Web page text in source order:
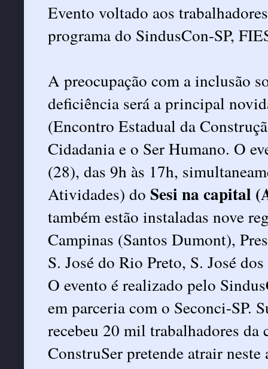
Evento voltado aos
programa do SindusCon-SP,
A preocupação com a inclusão
deficiência será a principal
(Encontro Estadual da
Cidadania e o Ser Humano. O
(28), das 9h às 17h,
Atividades) do Sesi na capital
também estão instaladas nove
Campinas (Santos Dumont),
S. José do Rio Preto, S. José
O evento é realizado pelo
em parceria com o Seconci-SP.
recebeu 20 mil trabalhadores
ConstruSer pretende atrair